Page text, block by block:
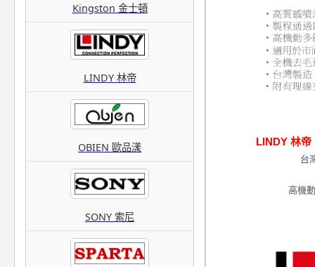
Kingston 金士頓
LINDY 林帝
OBIEN 歐品漾
SONY 索尼
LINDY 林帝
台
高機